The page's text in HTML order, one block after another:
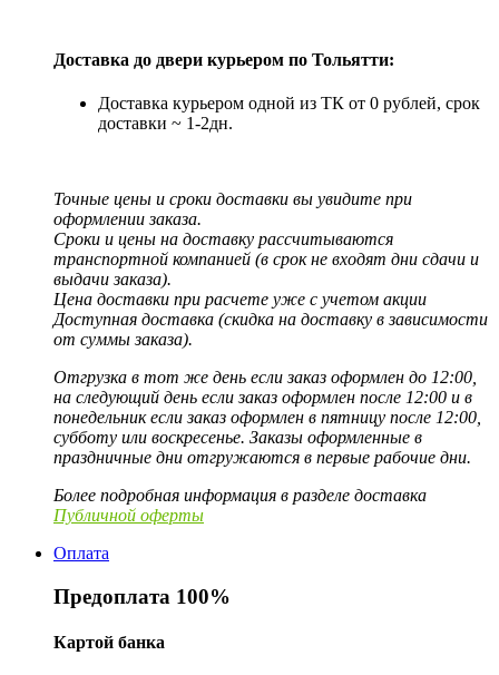
Доставка до двери курьером по Тольятти:
Доставка курьером одной из ТК от 0 рублей, срок
доставки ~ 1-2дн.
Точные цены и сроки доставки вы увидите при
оформлении заказа.
Сроки и цены на доставку рассчитываются
транспортной компанией (в срок не входят дни сдачи и
выдачи заказа).
Цена доставки при расчете уже с учетом акции
Доступная доставка (скидка на доставку в зависимости
от суммы заказа).
Отгрузка в тот же день если заказ оформлен до 12:00,
на следующий день если заказ оформлен после 12:00 и в
понедельник если заказ оформлен в пятницу после 12:00,
субботу или воскресенье. Заказы оформленные в
праздничные дни отгружаются в первые рабочие дни.
Более подробная информация в разделе доставка
Публичной оферты
Оплата
Предоплата 100%
Картой банка